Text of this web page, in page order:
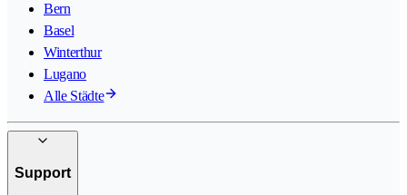
Bern
Basel
Winterthur
Lugano
Alle Städte
Support